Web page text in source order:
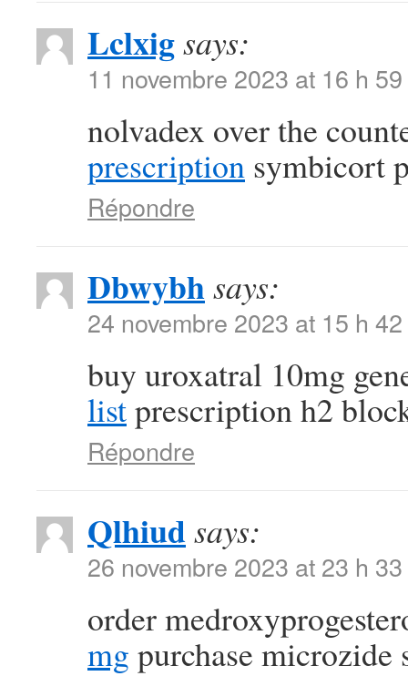
Lclxigsays:
11 novembre 2023 at 16 h
nolvadex over the
prescription symbicort
Répondre
Dbwybhsays:
24 novembre 2023 at 15 h
buy uroxatral 10mg
listprescription h2
Répondre
Qlhiudsays:
26 novembre 2023 at 23 h
order
mg purchase microzide